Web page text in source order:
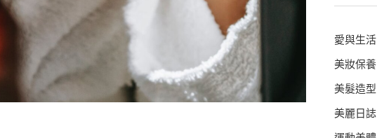
愛與生活
美妝保養
美髮造型
美麗日誌